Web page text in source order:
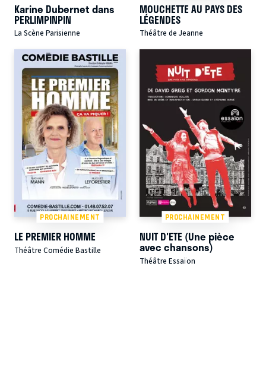
Karine Dubernet dans
PERLIMPINPIN
La Scène Parisienne
MOUCHETTE AU PAYS DES
LÉGENDES
Théâtre de Jeanne
PROCHAINEMENT
LE PREMIER HOMME
Théâtre Comédie Bastille
PROCHAINEMENT
NUIT D'ETE (Une pièce
avec chansons)
Théâtre Essaïon